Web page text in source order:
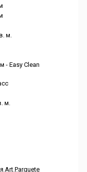
м.
- Easy Clean
м.
Art Parquete